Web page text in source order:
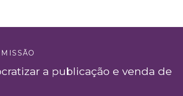
a publicação e venda de